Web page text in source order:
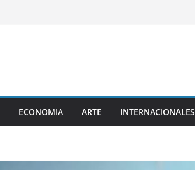
ECONOMIA ARTE INTERNACIONALES